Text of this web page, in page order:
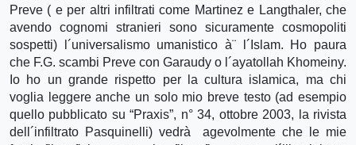
Preve ( e per altri infiltrati come Martinez e Langthaler, che
avendo cognomi stranieri sono sicuramente cosmopoliti
sospetti) l´universalismo umanistico à¨ l´Islam. Ho paura
che F.G. scambi Preve con Garaudy o l´ayatollah Khomeiny.
Io ho un grande rispetto per la cultura islamica, ma chi
voglia leggere anche un solo mio breve testo (ad esempio
quello pubblicato su “Praxis”, n° 34, ottobre 2003, la rivista
dell´infiltrato Pasquinelli) vedrà agevolmente che le mie